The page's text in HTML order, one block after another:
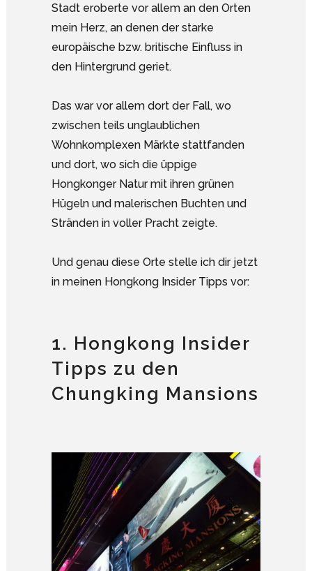
Stadt eroberte vor allem an den Orten
mein Herz, an denen der starke
europäische bzw. britische Einfluss in
den Hintergrund geriet.
Das war vor allem dort der Fall, wo
zwischen teils unglaublichen
Wohnkomplexen Märkte stattfanden
und dort, wo sich die üppige
Hongkonger Natur mit ihren grünen
Hügeln und malerischen Buchten und
Stränden in voller Pracht zeigte.
Und genau diese Orte stelle ich dir jetzt
in meinen Hongkong Insider Tipps vor:
1. Hongkong Insider
Tipps zu den
Chungking Mansions